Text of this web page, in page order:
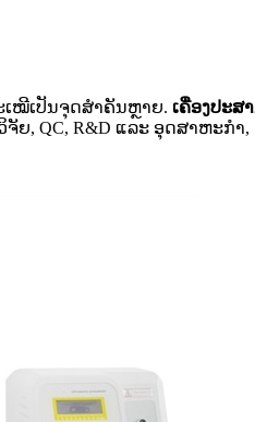
ໝີເປັນຈຸດສຳຄັນຫຼາຍ. ເຄື່ອງປະສ
R&D ແລະ ອຸດສາຫະກຳ,